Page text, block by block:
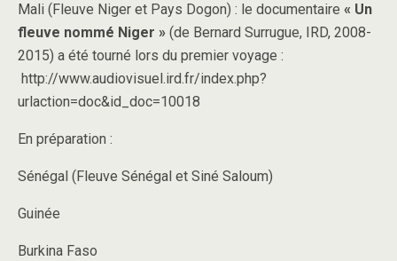
Mali (Fleuve Niger et Pays Dogon) : le documentaire « Un
fleuve nommé Niger » (de Bernard Surrugue, IRD, 2008-
2015) a été tourné lors du premier voyage :
http://www.audiovisuel.ird.fr/index.php?
urlaction=doc&id_doc=10018
En préparation :
Sénégal (Fleuve Sénégal et Siné Saloum)
Guinée
Burkina Faso